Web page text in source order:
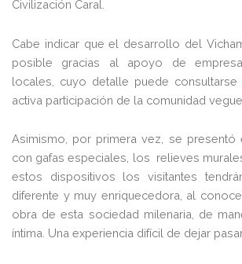
Civilización Caral.
Cabe indicar que el desarrollo del
posible gracias al apoyo de
locales, cuyo detalle puede consultarse
activa participación de la comunidad
Asimismo, por primera vez, se presentó
con gafas especiales, los relieves
estos dispositivos los visitantes
diferente y muy enriquecedora, al
obra de esta sociedad milenaria, de
íntima. Una experiencia difícil de dejar